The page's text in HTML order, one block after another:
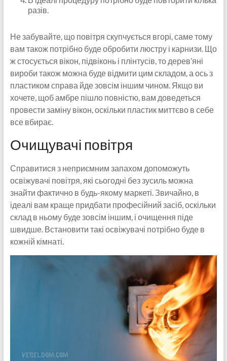
разів.
Не забувайте, що повітря скупчується вгорі, саме тому
вам також потрібно буде обробити люстру і карнизи. Що
ж стосується вікон, підвіконь і плінтусів, то дерев’яні
вироби також можна буде відмити цим складом, а ось з
пластиком справа йде зовсім іншим чином. Якщо ви
хочете, щоб амбре пішло повністю, вам доведеться
провести заміну вікон, оскільки пластик миттєво в себе
все вбирає.
Очищувачі повітря
Справитися з неприємним запахом допоможуть
освіжувачі повітря, які сьогодні без зусиль можна
знайти фактично в будь-якому маркеті. Звичайно, в
ідеалі вам краще придбати професійний засіб, оскільки
склад в ньому буде зовсім іншим, і очищення піде
швидше. Встановити такі освіжувачі потрібно буде в
кожній кімнаті.